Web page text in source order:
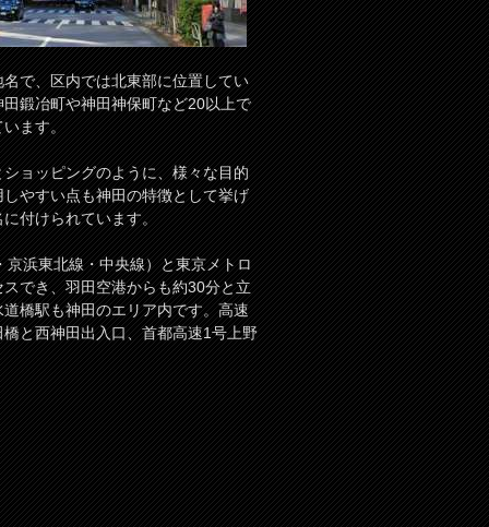
で、区内では北東部に位置してい
鍛冶町や神田神保町など20以上で
います。
ョッピングのように、様々な目的
やすい点も神田の特徴として挙げ
付けられています。
浜東北線・中央線）と東京メトロ
でき、羽田空港からも約30分と立
橋駅も神田のエリア内です。高速
と西神田出入口、首都高速1号上野